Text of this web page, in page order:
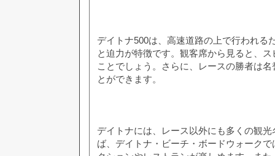
デイトナ500は、高速道路の上で行われる
と迫力が特徴です。観客席から見ると、
ことでしょう。さらに、レースの勝者は
とができます。
デイトナには、レース以外にも多くの観
ば、デイトナ・ビーチ・ボードウォーク